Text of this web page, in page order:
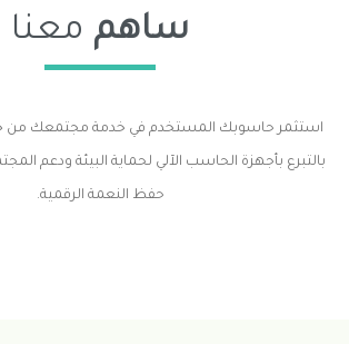
ساهم معنا
استثمر حاسوبك المستخدم في خدمة مجتمعك من
بالتبرع بأجهزة الحاسب الآلي لحماية البيئة ودعم
حفظ النعمة الرقمية.